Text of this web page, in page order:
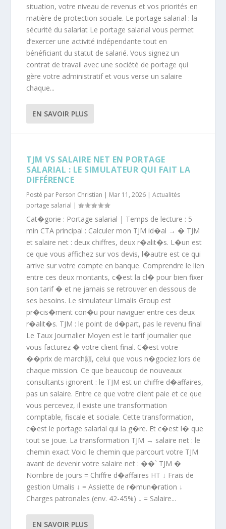
situation, votre niveau de revenus et vos priorités en
matière de protection sociale. Le portage salarial : la
sécurité du salariat Le portage salarial vous permet
d’exercer une activité indépendante tout en
bénéficiant du statut de salarié. Vous signez un
contrat de travail avec une société de portage qui
gère votre administratif et vous verse un salaire
chaque...
EN SAVOIR PLUS
TJM VS SALAIRE NET EN PORTAGE
SALARIAL : LE SIMULATEUR QUI FAIT LA
DIFFÉRENCE
Posté par Person Christian | Mar 11, 2026 |Actualités
portage salarial |
Cat�gorie : Portage salarial | Temps de lecture : 5
min CTA principal : Calculer mon TJM id�al → � TJM
et salaire net : deux chiffres, deux r�alit�s. L�un est
ce que vous affichez sur vos devis, l�autre est ce qui
arrive sur votre compte en banque. Comprendre le lien
entre ces deux montants, c�est la cl� pour bien fixer
son tarif � et ne jamais se retrouver en dessous de
ses besoins. Le simulateur Umalis Group est
pr�cis�ment con�u pour naviguer entre ces deux
r�alit�s. TJM : le point de d�part, pas le revenu final
Le Taux Journalier Moyen est le tarif journalier que
vous facturez � votre client final. C�est votre
��prix de march頻, celui que vous n�gociez lors de
chaque mission. Ce que beaucoup de nouveaux
consultants ignorent : le TJM est un chiffre d�affaires,
pas un salaire. Entre ce que votre client paie et ce que
vous percevez, il existe une transformation
comptable, fiscale et sociale. Cette transformation,
c�est le portage salarial qui la g�re. Et c�est l� que
tout se joue. La transformation TJM → salaire net : le
chemin exact Voici le chemin que parcourt votre TJM
avant de devenir votre salaire net : ��` TJM �
Nombre de jours = Chiffre d�affaires HT ↓ Frais de
gestion Umalis ↓ = Assiette de r�mun�ration ↓
Charges patronales (env. 42-45%) ↓ = Salaire...
EN SAVOIR PLUS